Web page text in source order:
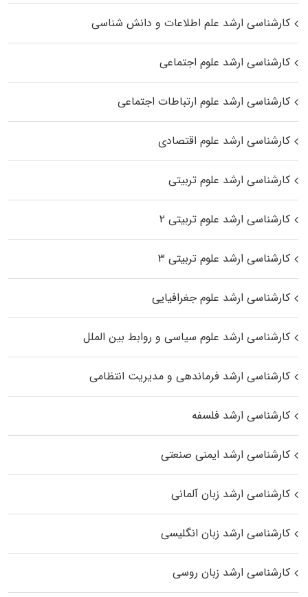
کارشناسی ارشد علم اطلاعات و دانش شناسی
کارشناسی ارشد علوم اجتماعی
کارشناسی ارشد علوم ارتباطات اجتماعی
کارشناسی ارشد علوم اقتصادی
کارشناسی ارشد علوم تربیتی
کارشناسی ارشد علوم تربیتی ۲
کارشناسی ارشد علوم تربیتی ۳
کارشناسی ارشد علوم جغرافیایی
کارشناسی ارشد علوم سیاسی و روابط بین الملل
کارشناسی ارشد فرماندهی و مدیریت انتظامی
کارشناسی ارشد فلسفه
کارشناسی ارشد ایمنی صنعتی
کارشناسی ارشد زبان آلمانی
کارشناسی ارشد زبان انگلیسی
کارشناسی ارشد زبان روسی